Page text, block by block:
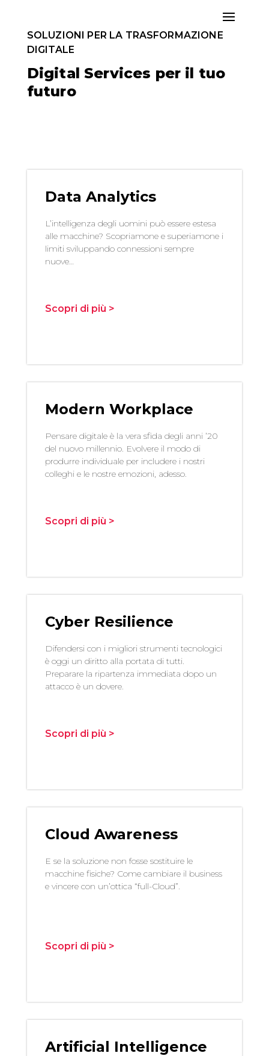
SOLUZIONI PER LA TRASFORMAZIONE
DIGITALE
Digital Services per il tuo
futuro
Data Analytics
L’intelligenza degli uomini può essere estesa
alle macchine? Scopriamone e superiamone i
limiti sviluppando connessioni sempre
nuove…
Scopri di più >
Modern Workplace
Pensare digitale è la vera sfida degli anni ’20
del nuovo millennio. Evolvere il modo di
produrre individuale per includere i nostri
colleghi e le nostre emozioni, adesso.
Scopri di più >
Cyber Resilience
Difendersi con i migliori strumenti tecnologici
è oggi un diritto alla portata di tutti.
Preparare la ripartenza immediata dopo un
attacco è un dovere.
Scopri di più >
Cloud Awareness
E se la soluzione non fosse sostituire le
macchine fisiche? Come cambiare il business
e vincere con un’ottica “full-Cloud”.
Scopri di più >
Artificial Intelligence